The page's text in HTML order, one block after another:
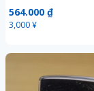
ィスプレイスタンド付き
564.000 ₫
3,000 ¥